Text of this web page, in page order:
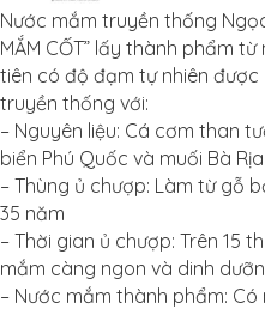
Nước mắm truyền thống
MẮM CỐT” lấy thành phẩm
tiên có độ đạm tự nhiên
truyền thống với:
– Nguyên liệu: Cá cơm than
biển Phú Quốc và muối Bà
– Thùng ủ chượp: Làm từ gỗ
35 năm
– Thời gian ủ chượp: Trên 15
mắm càng ngon và dinh
– Nước mắm thành phẩm: